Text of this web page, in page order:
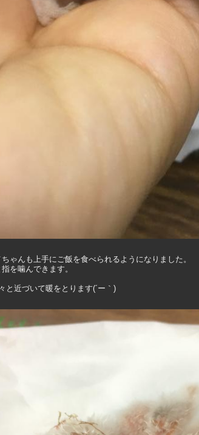
ゃんも上手にご飯を食べられるようになりました。
を噛んできます。
と近づいて暖をとります(´ー｀)